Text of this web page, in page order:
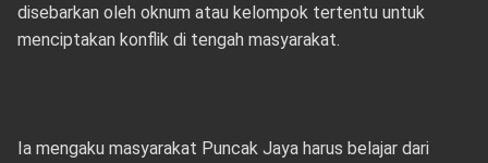
disebarkan oleh oknum atau kelompok tertentu untuk
menciptakan konflik di tengah masyarakat.
Ia mengaku masyarakat Puncak Jaya harus belajar dari